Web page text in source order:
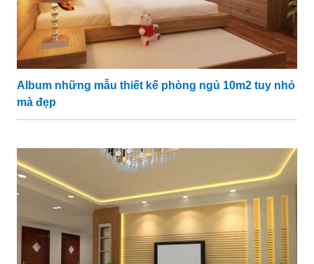
Album những mẫu thiết kế phòng ngủ 10m2 tuy nhỏ
mà đẹp